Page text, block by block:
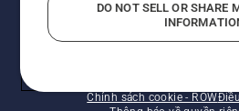
Chính sách cookie - ROW
DO NOT SELL OR SHARE